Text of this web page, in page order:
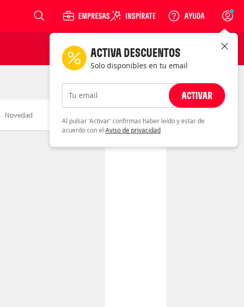
Login
Novedad
ACTIVA DESCUENTOS
Solo disponibles en tu email
Tu email ACTIVAR
Al pulsar 'Activar' confirmas haber leído y estar de
acuerdo con el Aviso de privacidad